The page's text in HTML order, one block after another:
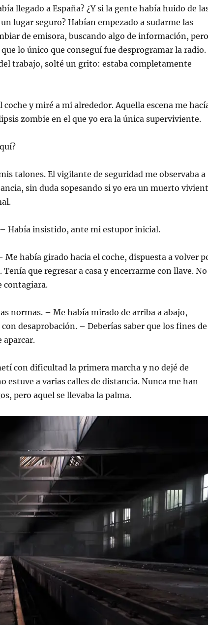
llegado a España? ¿Y si la gente había huido de
lugar seguro? Habían empezado a sudarme las
de emisora, buscando algo de información, pero
lo único que conseguí fue desprogramar la radio.
trabajo, solté un grito: estaba completamente
y miré a mi alrededor. Aquella escena me
zombie en el que yo era la única superviviente.
talones. El vigilante de seguridad me observaba a
sin duda sopesando si yo era un muerto
Había insistido, ante mi estupor inicial.
Me había girado hacia el coche, dispuesta a volver
que regresar a casa y encerrarme con llave. No
contagiara.
normas. – Me había mirado de arriba a abajo,
desaprobación. – Deberías saber que los fines de
aparcar.
con dificultad la primera marcha y no dejé de
estuve a varias calles de distancia. Nunca me han
pero aquel se llevaba la palma.